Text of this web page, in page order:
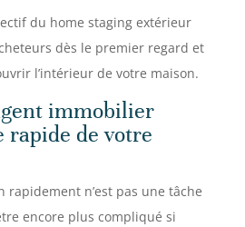
du home staging extérieur
dès le premier regard et
l’intérieur de votre maison.
immobilier
rapide de votre
rapidement n’est pas une tâche
encore plus compliqué si